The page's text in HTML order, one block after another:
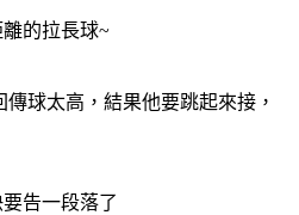
的拉長球~
球太高，結果他要跳起來接，
告一段落了